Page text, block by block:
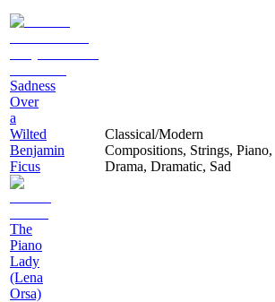
Sadness
Over
a
Wilted
Benjamin
Ficus
The
Piano
Lady
(Lena
Orsa)
Classical/Modern
Compositions, Strings, Piano,
Drama, Dramatic, Sad